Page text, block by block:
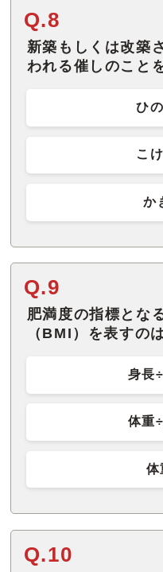
Q.8
新築もしくは改築
われる催しのこと
ひ
こ
か
Q.9
肥満度の指標とな
（BMI）を表すの
身長
体重
体
Q.10